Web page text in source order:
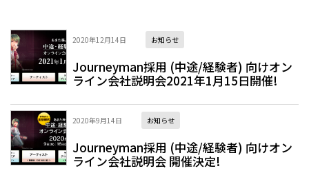
2020年12月14日 お知らせ
Journeyman採用 (中途/経験者) 向けオン
ライン会社説明会2021年1月15日開催!
2020年9月14日 お知らせ
Journeyman採用 (中途/経験者) 向けオン
ライン会社説明会 開催決定!